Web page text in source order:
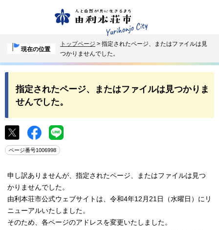
現在の位置
トップページ > 指定されたページ、またはファイルは見
つかりませんでした。
指定されたページ、またはファイルは見つかりま
せんでした。
ページ番号1006998
申し訳ありませんが、指定されたページ、またはファイルは見つ
かりませんでした。
由利本荘市公式ウェブサイトは、令和4年12月21日（水曜日）にリ
ニューアルいたしました。
そのため、各ページのアドレスを変更いたしました。